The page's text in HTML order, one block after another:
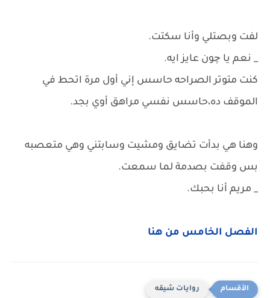
لفت وبصتلي وأنا سكتت.
_ نعم يا چون عايز ايه.
كنت متوتر الصراحه حاسس إني أول مرة اتحط في
الموقف ده،حاسس نفسي مراهق أوي بجد.
وهنا هي بدأت تضايق ومشيت وسابتني وهي متعصبه
بس وقفت بصدمة لما سمعت.
_ مريم أنا بحبك.
الفصل الخامس من هنا
روايات شيقه